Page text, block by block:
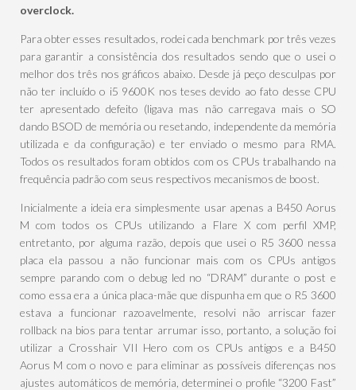
overclock.
Para obter esses resultados, rodei cada benchmark por três vezes
para garantir a consistência dos resultados sendo que o usei o
melhor dos três nos gráficos abaixo. Desde já peço desculpas por
não ter incluído o i5 9600K nos teses devido ao fato desse CPU
ter apresentado defeito (ligava mas não carregava mais o SO
dando BSOD de memória ou resetando, independente da memória
utilizada e da configuração) e ter enviado o mesmo para RMA.
Todos os resultados foram obtidos com os CPUs trabalhando na
frequência padrão com seus respectivos mecanismos de boost.
Inicialmente a ideia era simplesmente usar apenas a B450 Aorus
M com todos os CPUs utilizando a Flare X com perfil XMP,
entretanto, por alguma razão, depois que usei o R5 3600 nessa
placa ela passou a não funcionar mais com os CPUs antigos
sempre parando com o debug led no “DRAM” durante o post e
como essa era a única placa-mãe que dispunha em que o R5 3600
estava a funcionar razoavelmente, resolvi não arriscar fazer
rollback na bios para tentar arrumar isso, portanto, a solução foi
utilizar a Crosshair VII Hero com os CPUs antigos e a B450
Aorus M com o novo e para eliminar as possíveis diferenças nos
ajustes automáticos de memória, determinei o profile “3200 Fast”